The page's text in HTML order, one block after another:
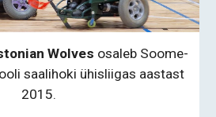
Wolves osaleb Soome-
saalihoki ühisliigas aastast
2015.